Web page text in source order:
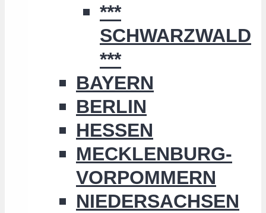
***
SCHWARZWALD
***
BAYERN
BERLIN
HESSEN
MECKLENBURG-
VORPOMMERN
NIEDERSACHSEN